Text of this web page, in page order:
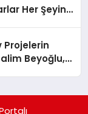
Her Şeyin
Projelerin
Beyoğlu,